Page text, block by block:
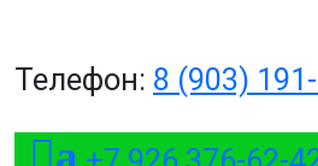
Телефон: 8 (903)
a